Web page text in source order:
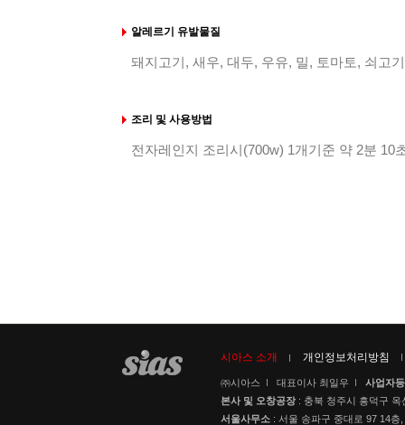
알레르기 유발물질
돼지고기, 새우, 대두, 우유, 밀, 토마토, 쇠고
조리 및 사용방법
전자레인지 조리시(700w) 1개기준 약 2분
시아스 소개 개인정보처리방침
㈜시아스 대표이사 최일우
사업자
본사 및 오창공장 : 충북 청주시 흥덕구
서울사무소 : 서울 송파구 중대로 97 14층,